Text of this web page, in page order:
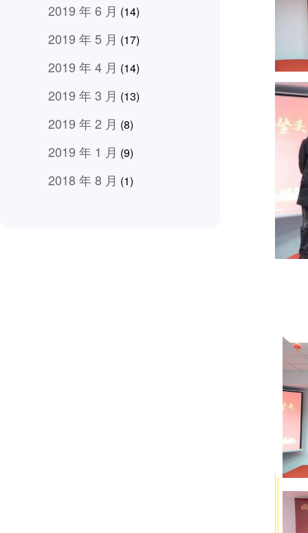
2019 年 6 月 (14)
2019 年 5 月 (17)
2019 年 4 月 (14)
2019 年 3 月 (13)
2019 年 2 月 (8)
2019 年 1 月 (9)
2018 年 8 月 (1)